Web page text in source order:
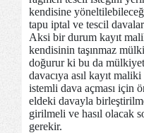
kendisine
tapu iptal ve tescil
Aksi bir durum kayıt
kendisinin taşınmaz
doğurur ki bu da mülkiyet
davacıya asıl kayıt
istemli dava açması için
eldeki davayla
girilmeli ve hasıl olacak
gerekir.